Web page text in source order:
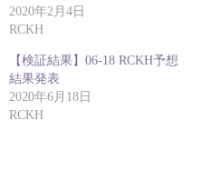
2020年2月4日
RCKH
【検証結果】06-18 RCKH予想
結果発表
2020年6月18日
RCKH